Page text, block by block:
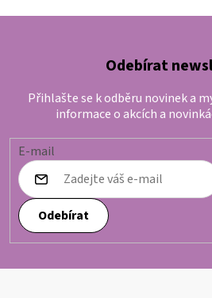
Odebírat
Přihlašte se k odběru novinek a
informace o akcích a
E-mail
Odebírat